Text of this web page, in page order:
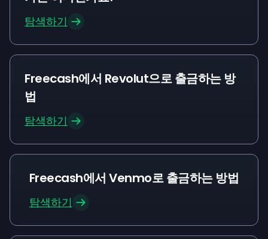
탐색하기
Freecash에서 Revolut으로 출금하는 방
법
탐색하기
Freecash에서 Venmo로 출금하는 방법
탐색하기